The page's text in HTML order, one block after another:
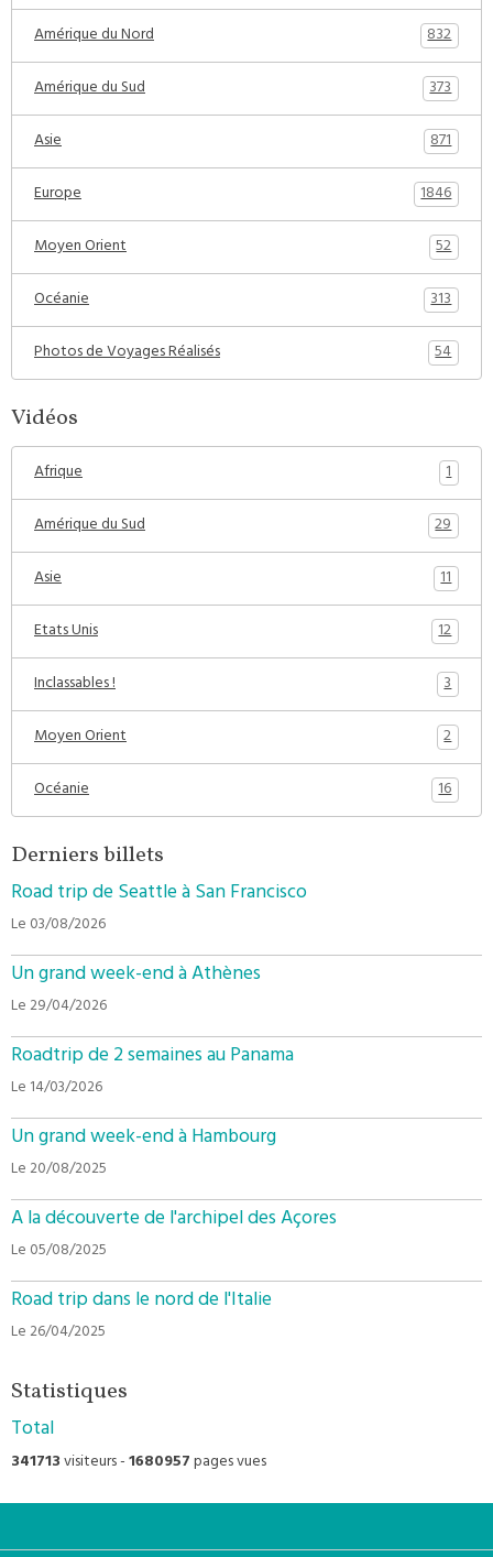
Amérique du Nord
832
Amérique du Sud
373
Asie
871
Europe
1846
Moyen Orient
52
Océanie
313
Photos de Voyages Réalisés
54
Vidéos
Afrique
1
Amérique du Sud
29
Asie
11
Etats Unis
12
Inclassables !
3
Moyen Orient
2
Océanie
16
Derniers billets
Road trip de Seattle à San Francisco
Le 03/08/2026
Un grand week-end à Athènes
Le 29/04/2026
Roadtrip de 2 semaines au Panama
Le 14/03/2026
Un grand week-end à Hambourg
Le 20/08/2025
A la découverte de l'archipel des Açores
Le 05/08/2025
Road trip dans le nord de l'Italie
Le 26/04/2025
Statistiques
Total
341713visiteurs -1680957pages vues